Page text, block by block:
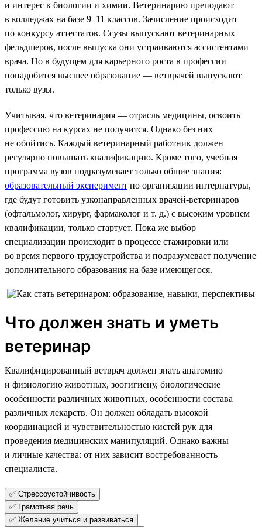
и интерес к биологии и химии. Ветеринарию преподают
в колледжах на базе 9–11 классов. Зачисление происходит
по конкурсу аттестатов. Ссузы выпускают ветеринарных
фельдшеров, после выпуска они устраиваются ассистентами
врача. Но в будущем для карьерного роста в профессии
понадобится высшее образование — ветврачей выпускают
только вузы.
Учитывая, что ветеринария — отрасль медицины, освоить
профессию на курсах не получится. Однако без них
не обойтись. Каждый ветеринарный работник должен
регулярно повышать квалификацию. Кроме того, учебная
программа вузов подразумевает только общие знания:
образовательный эксперимент по организации интернатуры,
где будут готовить узконаправленных врачей-ветеринаров
(офтальмолог, хирург, фармаколог и т. д.) с высоким уровнем
квалификации, только стартует. Пока же выбор
специализации происходит в процессе стажировки или
во время первого трудоустройства и подразумевает получение
дополнительного образования на базе имеющегося.
Что должен знать и уметь
ветеринар
Квалифицированный ветврач должен знать анатомию
и физиологию животных, зоогигиену, биологические
особенности различных животных, особенности состава
различных лекарств. Он должен обладать высокой
координацией и чувствительностью кистей рук для
проведения медицинских манипуляций. Однако важны
и личные качества: от них зависит востребованность
специалиста.
✅ Стрессоустойчивость
✅ Грамотная речь
✅ Желание учиться и развиваться